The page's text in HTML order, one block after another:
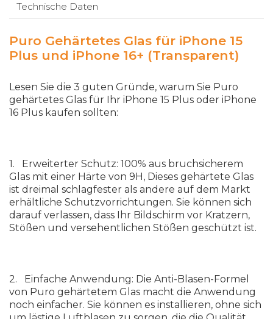
Technische Daten
Puro Gehärtetes Glas für iPhone 15
Plus und iPhone 16+ (Transparent)
Lesen Sie die 3 guten Gründe, warum Sie Puro
gehärtetes Glas für Ihr iPhone 15 Plus oder iPhone
16 Plus kaufen sollten:
1. Erweiterter Schutz: 100% aus bruchsicherem
Glas mit einer Härte von 9H, Dieses gehärtete Glas
ist dreimal schlagfester als andere auf dem Markt
erhältliche Schutzvorrichtungen. Sie können sich
darauf verlassen, dass Ihr Bildschirm vor Kratzern,
Stößen und versehentlichen Stößen geschützt ist.
2. Einfache Anwendung: Die Anti-Blasen-Formel
von Puro gehärtetem Glas macht die Anwendung
noch einfacher. Sie können es installieren, ohne sich